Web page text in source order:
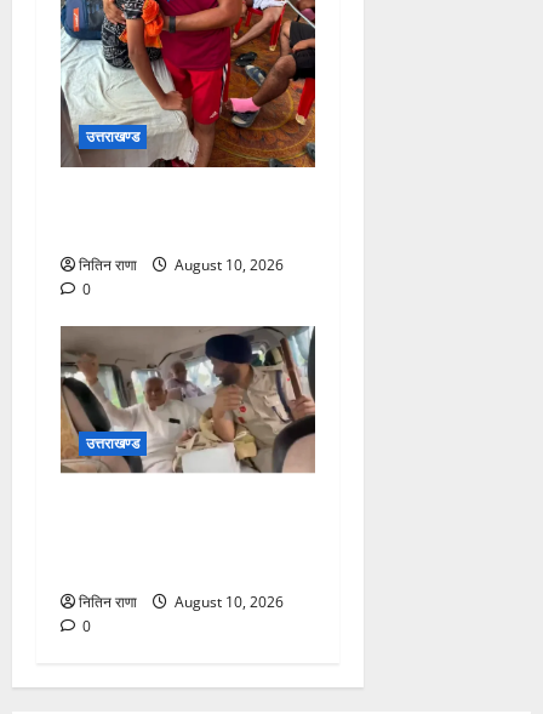
उत्तराखण्ड
नितिन राणा
August 10, 2026
0
उत्तराखण्ड
नितिन राणा
August 10, 2026
0